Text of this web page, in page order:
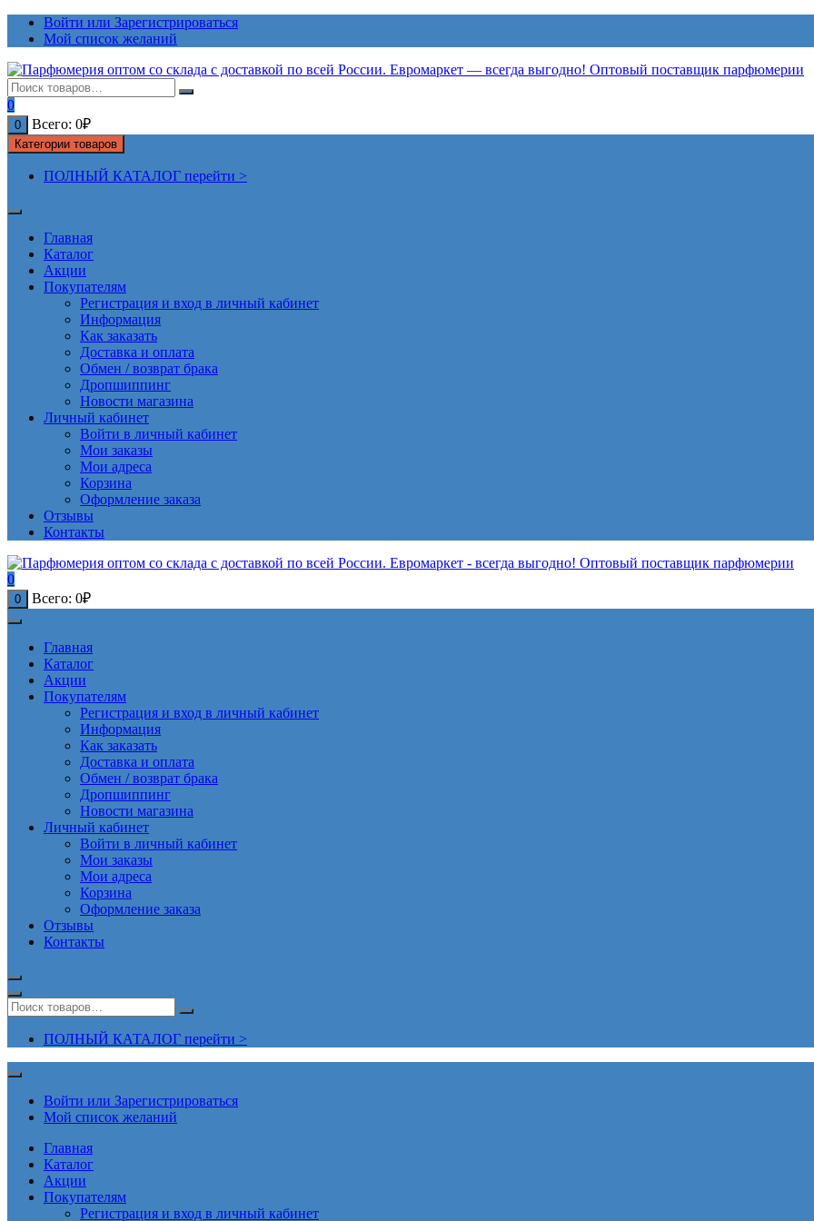
ПерейтиВойти или Зарегистрироваться
Мой список желаний
0
0 Всего: 0₽
Категории товаров
ПОЛНЫЙ КАТАЛОГ перейти >
Главная
Каталог
Акции
Покупателям
Регистрация и вход в личный кабинет
Информация
Как заказать
Доставка и оплата
Обмен / возврат брака
Дропшиппинг
Новости магазина
Личный кабинет
Войти в личный кабинет
Мои заказы
Мои адреса
Корзина
Оформление заказа
Отзывы
Контакты
0
0 Всего: 0₽
Главная
Каталог
Акции
Покупателям
Регистрация и вход в личный кабинет
Информация
Как заказать
Доставка и оплата
Обмен / возврат брака
Дропшиппинг
Новости магазина
Личный кабинет
Войти в личный кабинет
Мои заказы
Мои адреса
Корзина
Оформление заказа
Отзывы
Контакты
ПОЛНЫЙ КАТАЛОГ перейти >
Войти или Зарегистрироваться
Мой список желаний
Главная
Каталог
Акции
Покупателям
Регистрация и вход в личный кабинет